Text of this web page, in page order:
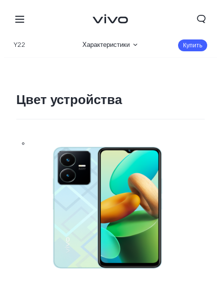
Azerbaijan | Выберите страну/регион
Y22 Характеристики Купить
Цвет устройства